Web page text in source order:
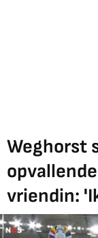
Weghorst
vriendin: